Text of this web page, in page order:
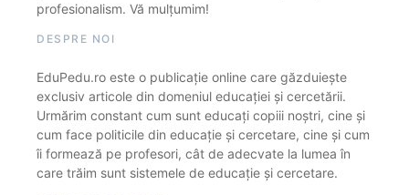
profesionalism. Vă mulțumim!
DESPRE NOI
EduPedu.ro este o publicație online care găzduiește
exclusiv articole din domeniul educației și cercetării.
Urmărim constant cum sunt educați copiii noștri, cine și
cum face politicile din educație și cercetare, cine și cum
îi formează pe profesori, cât de adecvate la lumea în
care trăim sunt sistemele de educație și cercetare.